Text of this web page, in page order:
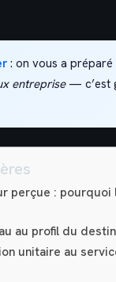
: on vous a préparé
entreprise— c’est
perçue : pourquoi
au profil du
unitaire au